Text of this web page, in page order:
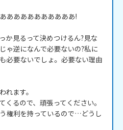
ああああああああああ!
か見るって決めつけるん?見な
ゃ逆になんで必要ないの?私に
必要ないでしょ。必要ない理由
れます。
くるので、頑張ってください。
権利を持っているので…どうし